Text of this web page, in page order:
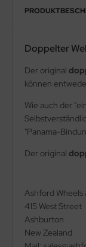
Doppelter
Der original
können
Wie auch der
"Panama-
Der original
Ashford Wheels
415 West Street
Ashburton
New Zealand